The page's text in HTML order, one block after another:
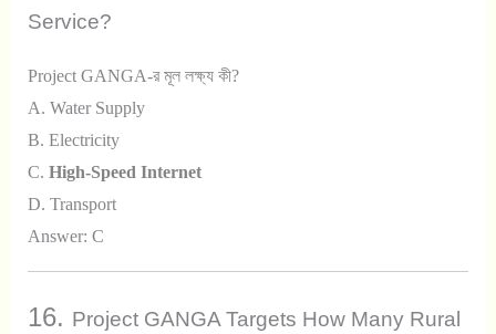
Service?
Project GANGA-র মূল লক্ষ্য কী?
A. Water Supply
B. Electricity
C. High-Speed Internet
D. Transport
Answer: C
16. Project GANGA Targets How Many Rural